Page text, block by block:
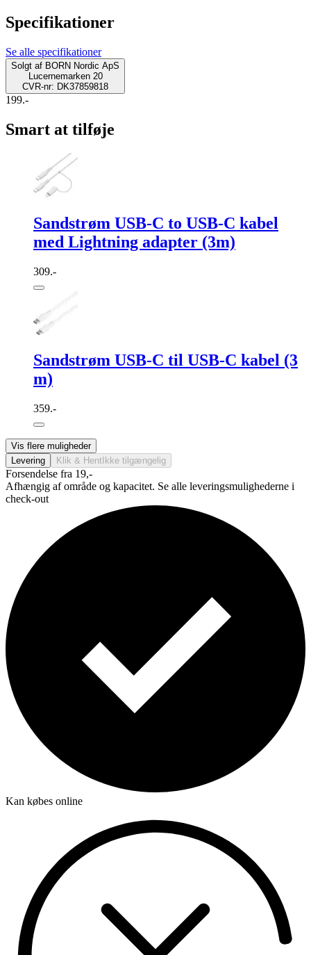
Specifikationer
Se alle specifikationer
Solgt af BORN Nordic ApS
Lucernemarken 20
CVR-nr: DK37859818
199.-
Smart at tilføje
Sandstrøm USB-C to USB-C kabel
med Lightning adapter (3m)
309.-
Sandstrøm USB-C til USB-C kabel (3
m)
359.-
Vis flere muligheder
Levering
Klik & Hent Ikke tilgængelig
Forsendelse fra 19,-
Afhængig af område og kapacitet. Se alle leveringsmulighederne i
check-out
Kan købes online